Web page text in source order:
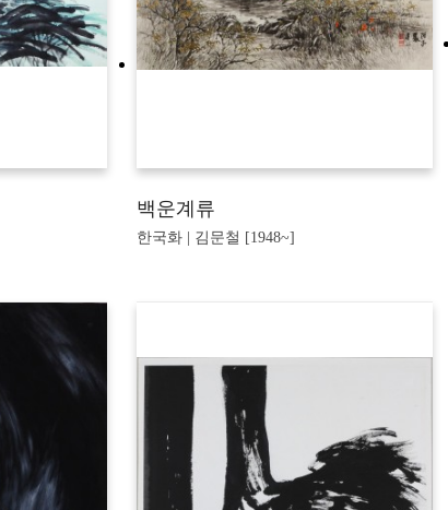
백운계류
한국화 | 김문철 [1948~]